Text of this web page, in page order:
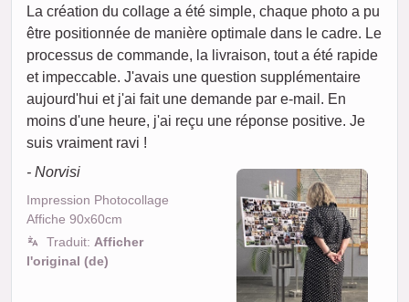
La création du collage a été simple, chaque photo a pu
être positionnée de manière optimale dans le cadre. Le
processus de commande, la livraison, tout a été rapide
et impeccable. J'avais une question supplémentaire
aujourd'hui et j'ai fait une demande par e-mail. En
moins d'une heure, j'ai reçu une réponse positive. Je
suis vraiment ravi !
- Norvisi
Impression Photocollage
Affiche 90x60cm
Traduit: Afficher
l'original (de)